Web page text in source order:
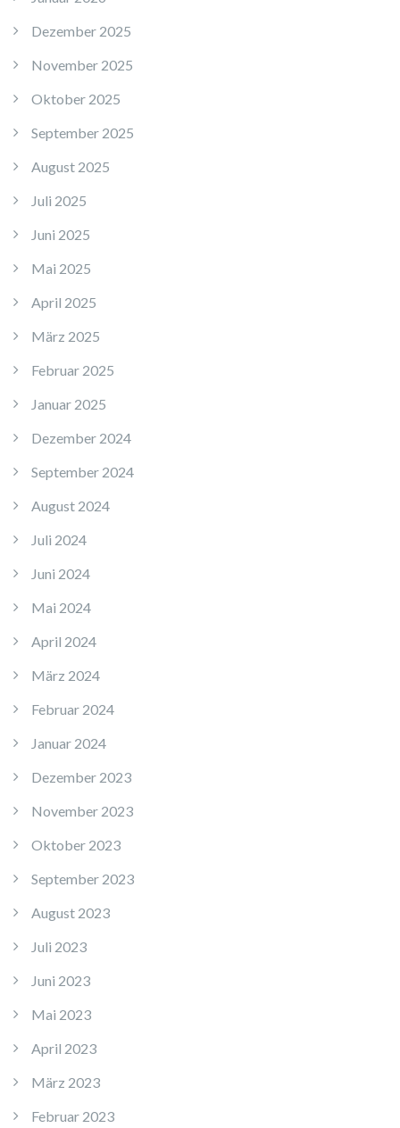
Dezember 2025
November 2025
Oktober 2025
September 2025
August 2025
Juli 2025
Juni 2025
Mai 2025
April 2025
März 2025
Februar 2025
Januar 2025
Dezember 2024
September 2024
August 2024
Juli 2024
Juni 2024
Mai 2024
April 2024
März 2024
Februar 2024
Januar 2024
Dezember 2023
November 2023
Oktober 2023
September 2023
August 2023
Juli 2023
Juni 2023
Mai 2023
April 2023
März 2023
Februar 2023